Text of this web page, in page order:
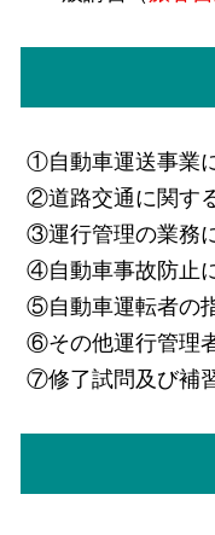
①自動車運送事業
②道路交通に関す
③運行管理の業務
④自動車事故防止
⑤自動車運転者の
⑥その他運行管理
⑦修了試問及び補